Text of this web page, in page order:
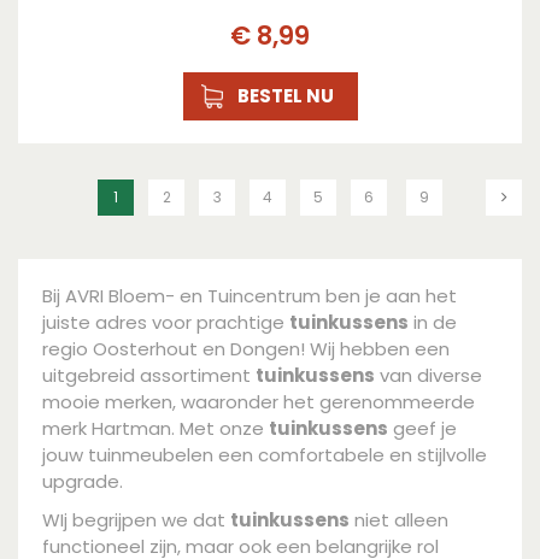
€ 8,99
BESTEL NU
1 2 3 4 5 6 9
Bij AVRI Bloem- en Tuincentrum ben je aan het
juiste adres voor prachtige tuinkussens in de
regio Oosterhout en Dongen! Wij hebben een
uitgebreid assortiment tuinkussens van diverse
mooie merken, waaronder het gerenommeerde
merk Hartman. Met onze tuinkussens geef je
jouw tuinmeubelen een comfortabele en stijlvolle
upgrade.
WIj begrijpen we dat tuinkussens niet alleen
functioneel zijn, maar ook een belangrijke rol